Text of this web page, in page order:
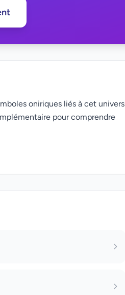
oniriques liés à cet univers
pour comprendre